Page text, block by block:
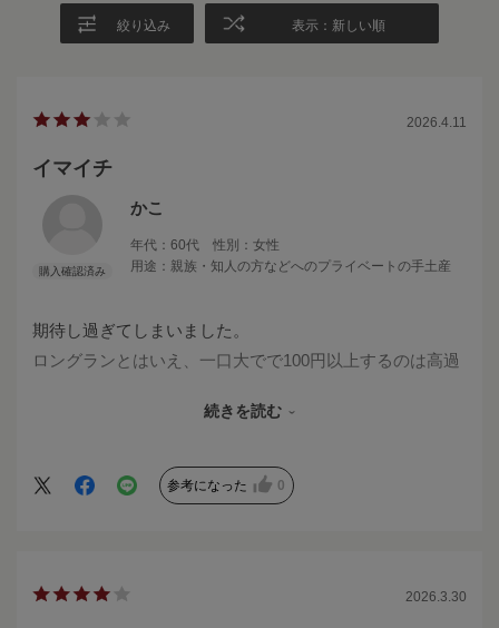
絞り込み 表示：新しい順
2026.4.11
イマイチ
かこ
年代： 60代 性別： 女性
用途： 親族・知人の方などへのプライベートの手土産
期待し過ぎてしまいました。
ロングランとはいえ、一口大でで100円以上するのは高過
凄く美味しければまだ良いのですが、普通でした。
近所の自慢焼きは冷めても美味しいのですが。
続きを読む
参考になった 0
2026.3.30